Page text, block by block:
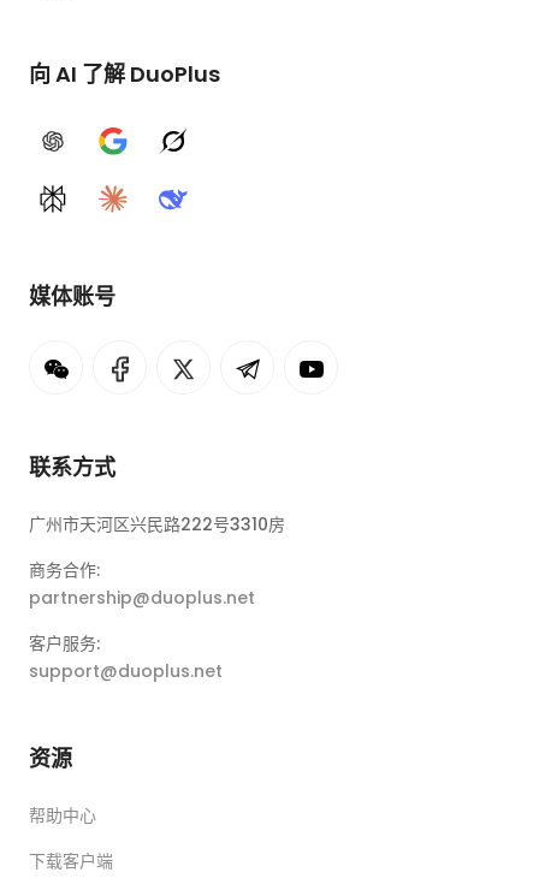
向 AI 了解 DuoPlus
ChatGPTGoogle AIGrok
PerplexityClaudeDeepSeek
媒体账号
联系方式
广州市天河区兴民路222号3310房
商务合作:
partnership@duoplus.net
客户服务:
support@duoplus.net
资源
帮助中心
下载客户端